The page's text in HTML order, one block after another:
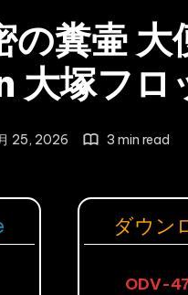
糞壷 大
大塚フロ
25, 2026 3 min read
ダウン
ODV-